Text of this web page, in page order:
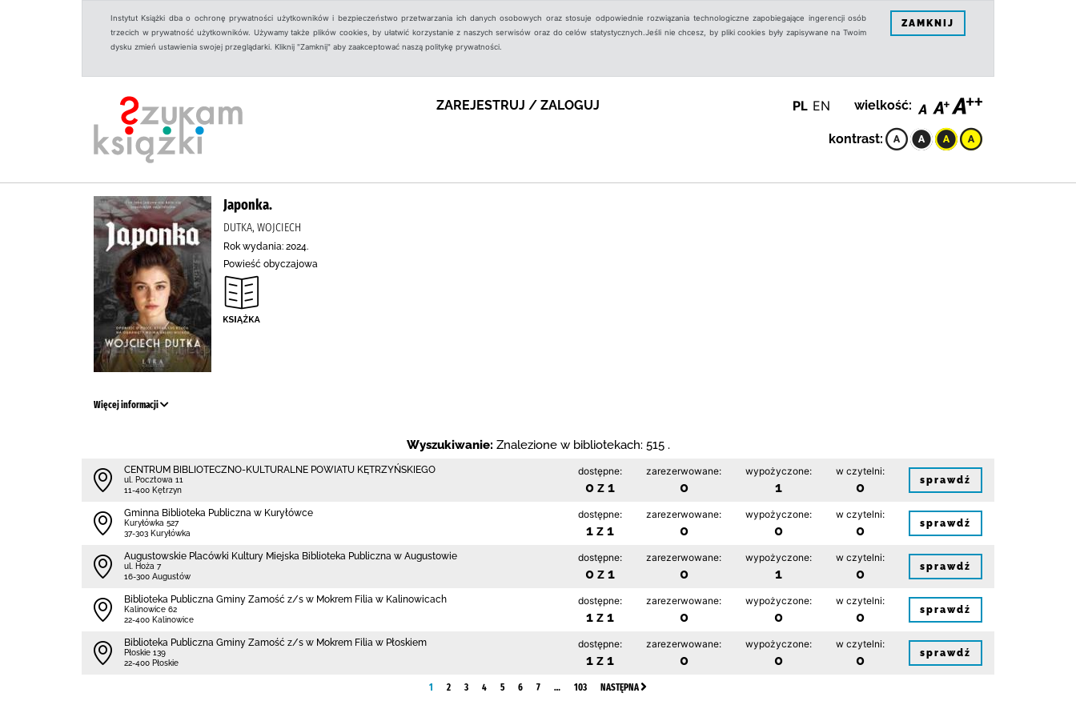
Instytut Książki dba o ochronę prywatności użytkowników i bezpieczeństwo przetwarzania ich danych osobowych oraz stosuje odpowiednie rozwiązania technologiczne zapobiegające ingerencji osób
trzecich w prywatność użytkowników. Używamy także plików cookies, by ułatwić korzystanie z naszych serwisów oraz do celów statystycznych.Jeśli nie chcesz, by pliki cookies były zapisywane na Twoim
dysku zmień ustawienia swojej przeglądarki. Kliknij "Zamknij" aby zaakceptować naszą politykę prywatności.
ZAMKNIJ
ZAREJESTRUJ / ZALOGUJ PL EN wielkość:
kontrast:
Japonka.
DUTKA, WOJCIECH
Rok wydania: 2024.
Powieść obyczajowa
Więcej informacji
Wyszukiwanie: Znalezione w bibliotekach: 515 .
CENTRUM BIBLIOTECZNO-KULTURALNE POWIATU KĘTRZYŃSKIEGO
ul. Pocztowa 11
11-400 Kętrzyn
dostępne:
0 z 1
zarezerwowane:
0
wypożyczone:
1
w czytelni:
0 sprawdź
Gminna Biblioteka Publiczna w Kuryłówce
Kuryłówka 527
37-303 Kuryłówka
dostępne:
1 z 1
zarezerwowane:
0
wypożyczone:
0
w czytelni:
0 sprawdź
Augustowskie Placówki Kultury Miejska Biblioteka Publiczna w Augustowie
ul. Hoża 7
16-300 Augustów
dostępne:
0 z 1
zarezerwowane:
0
wypożyczone:
1
w czytelni:
0 sprawdź
Biblio­teka Publiczna Gminy Zamość z/s w Mokrem Filia w Kalinowicach
Kalinowice 62
22-400 Kalinowice
dostępne:
1 z 1
zarezerwowane:
0
wypożyczone:
0
w czytelni:
0 sprawdź
Biblio­teka Publiczna Gminy Zamość z/s w Mokrem Filia w Płoskiem
Płoskie 139
22-400 Płoskie
dostępne:
1 z 1
zarezerwowane:
0
wypożyczone:
0
w czytelni:
0 sprawdź
1 2 3 4 5 6 7 … 103 NASTĘPNA